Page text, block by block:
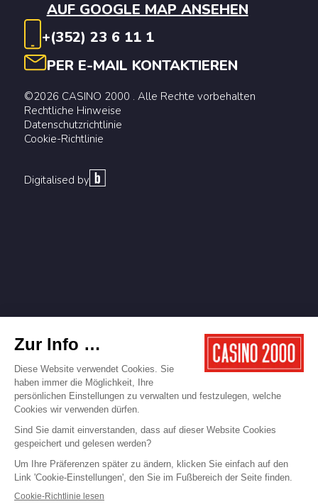
AUF GOOGLE MAP ANSEHEN
+(352) 23 6 11 1
PER E-MAIL KONTAKTIEREN
©2026 CASINO 2000 . Alle Rechte vorbehalten
Rechtliche Hinweise
Datenschutzrichtlinie
Cookie-Richtlinie
Digitalised by